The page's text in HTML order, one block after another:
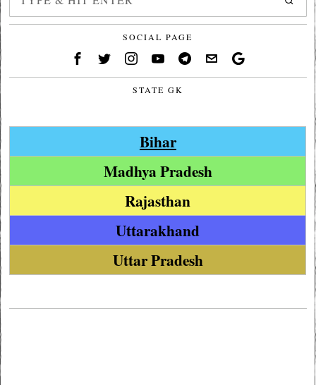
SOCIAL PAGE
STATE GK
Bihar
Madhya Pradesh
Rajasthan
Uttarakhand
Uttar Pradesh